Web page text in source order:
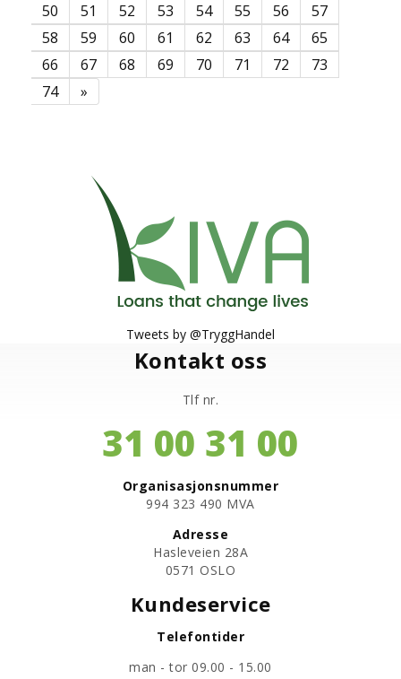
50
51 52 53 54 55 56
57
58
59 60 61 62 63 64
65
66
67 68 69 70 71 72
73
74
»
Tweets by @TryggHandel
Kontakt oss
Tlf nr.
31 00 31 00
Organisasjonsnummer
​994 323 490 MVA
Adresse
Hasleveien 28A
0571 OSLO
Kundeservice
Telefontider
man - tor 09.00 - 15.00